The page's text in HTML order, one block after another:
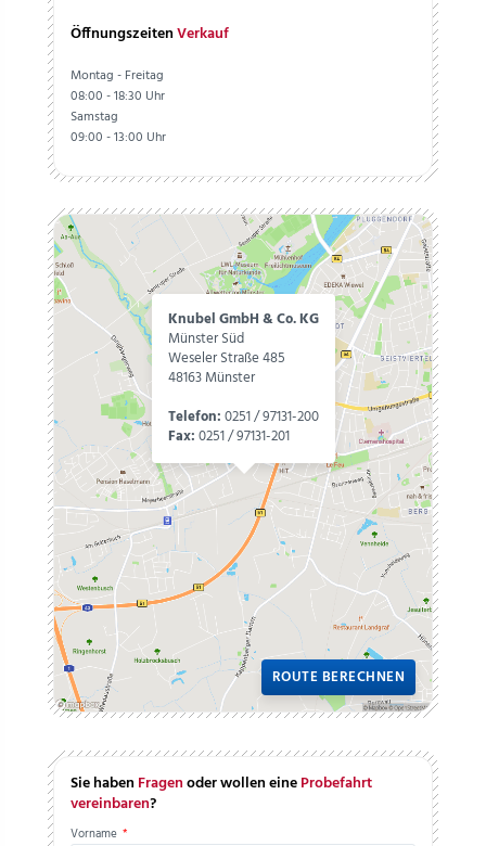
ÖffnungszeitenVerkauf
Montag - Freitag
08:00 - 18:30 Uhr
Samstag
09:00 - 13:00 Uhr
Knubel GmbH & Co. KG
Münster Süd
Weseler Straße 485
48163 Münster
Telefon:0251 / 97131-200
Fax:0251 / 97131-201
ROUTE BERECHNEN
Sie haben Fragenoder wollen eineProbefahrt
vereinbaren?
Vorname *